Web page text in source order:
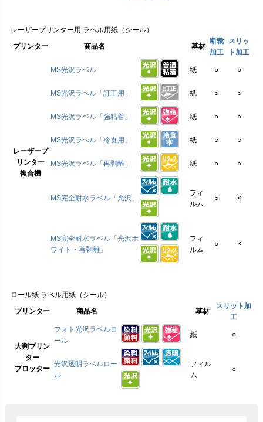
レーザープリンター用 ラベル用紙（シール）
プリンター
商品名 基材
断裁
加工
スリッ
ト加工
レーザープ
リンター
複合機
MS光沢ラベル 紙 ○ ○
MS光沢ラベル「訂正用」 紙 ○ ○
MS光沢ラベル「強粘着」 紙 ○ ○
MS光沢ラベル「冷食用」 紙 ○ ○
MS光沢ラベル「再剥離」 紙 ○ ○
MS完全耐水ラベル「光沢」
フィ
ルム
○ ×
MS完全耐水ラベル「光沢ホ
ワイト・再剥離」
フィ
ルム
○ ×
ロール紙 ラベル用紙（シール）
プリンター
商品名 基材
スリット加
工
大判プリン
ター
プロッター
フォト光沢ラベルロ
ール
紙 ○
光沢透明ラベルロー
ル
フィル
ム
○